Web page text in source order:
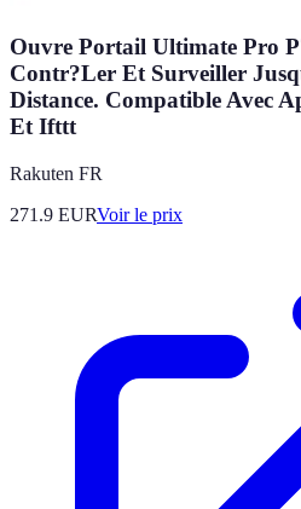
Ouvre Portail Ultimate Pro
Contr?Ler Et Surveiller
Distance. Compatible Avec
Et Ifttt
Rakuten FR
271.9 EURVoir le prix